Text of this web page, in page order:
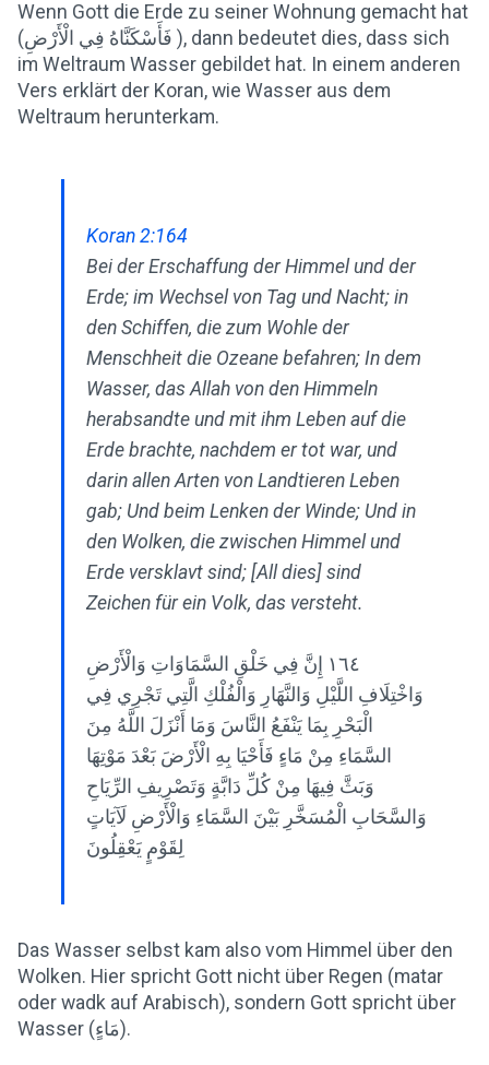
Wenn Gott die Erde zu seiner Wohnung gemacht hat
(فَأَسْكَنَّاهُ فِي الْأَرْضِ ), dann bedeutet dies, dass sich
im Weltraum Wasser gebildet hat. In einem anderen
Vers erklärt der Koran, wie Wasser aus dem
Weltraum herunterkam.
Koran 2:164
Bei der Erschaffung der Himmel und der
Erde; im Wechsel von Tag und Nacht; in
den Schiffen, die zum Wohle der
Menschheit die Ozeane befahren; In dem
Wasser, das Allah von den Himmeln
herabsandte und mit ihm Leben auf die
Erde brachte, nachdem er tot war, und
darin allen Arten von Landtieren Leben
gab; Und beim Lenken der Winde; Und in
den Wolken, die zwischen Himmel und
Erde versklavt sind; [All dies] sind
Zeichen für ein Volk, das versteht.
١٦٤ إِنَّ فِي خَلْقِ السَّمَاوَاتِ وَالْأَرْضِ
وَاخْتِلَافِ اللَّيْلِ وَالنَّهَارِ وَالْفُلْكِ الَّتِي تَجْرِي فِي
الْبَحْرِ بِمَا يَنْفَعُ النَّاسَ وَمَا أَنْزَلَ اللَّهُ مِنَ
السَّمَاءِ مِنْ مَاءٍ فَأَحْيَا بِهِ الْأَرْضَ بَعْدَ مَوْتِهَا
وَبَثَّ فِيهَا مِنْ كُلِّ دَابَّةٍ وَتَصْرِيفِ الرِّيَاحِ
وَالسَّحَابِ الْمُسَخَّرِ بَيْنَ السَّمَاءِ وَالْأَرْضِ لَآيَاتٍ
لِقَوْمٍ يَعْقِلُونَ
Das Wasser selbst kam also vom Himmel über den
Wolken. Hier spricht Gott nicht über Regen (matar
oder wadk auf Arabisch), sondern Gott spricht über
Wasser (مَاءٍ).